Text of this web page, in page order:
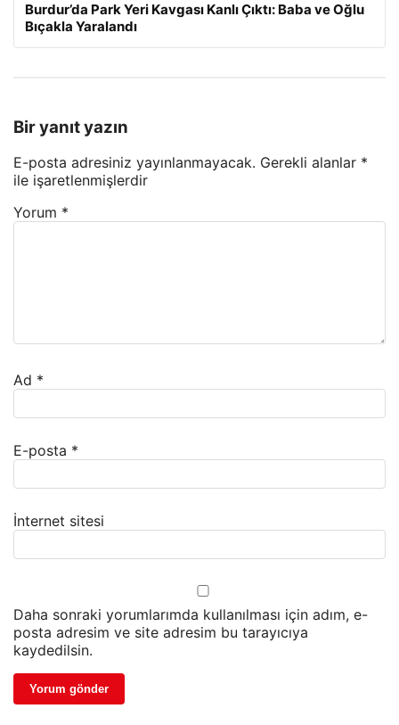
Burdur’da Park Yeri Kavgası Kanlı Çıktı: Baba ve Oğlu
Bıçakla Yaralandı
Bir yanıt yazın
E-posta adresiniz yayınlanmayacak. Gerekli alanlar *
ile işaretlenmişlerdir
Yorum *
Ad *
E-posta *
İnternet sitesi
Daha sonraki yorumlarımda kullanılması için adım, e-
posta adresim ve site adresim bu tarayıcıya
kaydedilsin.